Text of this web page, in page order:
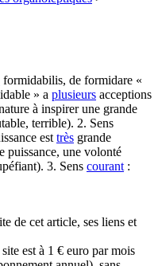
formidabilis, de formidare «
» a plusieurs acceptions
à inspirer une grande
terrible). 2. Sens
est très grande
puissance, une volonté
3. Sens courant :
de cet article, ses liens et
est à 1 € euro par mois